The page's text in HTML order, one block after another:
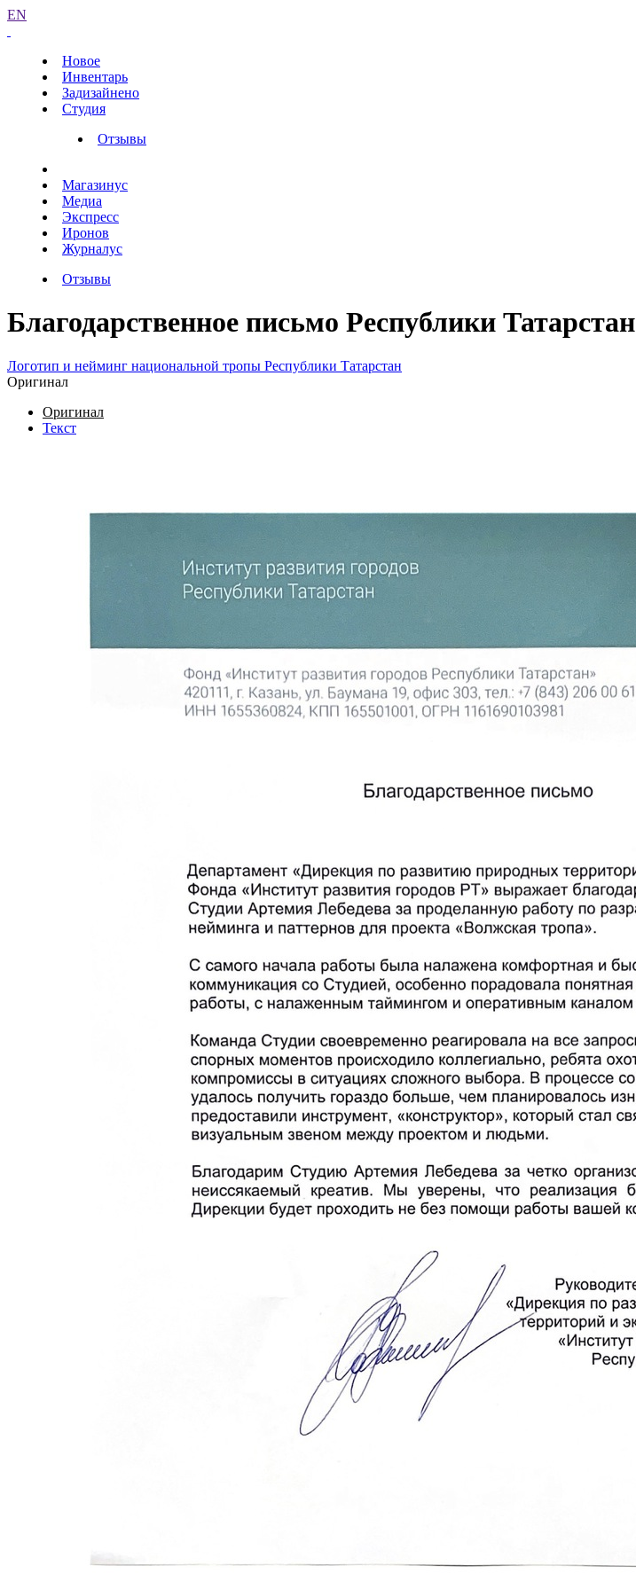
EN
Новое
Инвентарь
Задизайнено
Студия
Отзывы
Магазинус
Медиа
Экспресс
Иронов
Журналус
Отзывы
Благодарственное письмо Республики Татарстан
Логотип и нейминг национальной тропы Республики Татарстан
Оригинал
Оригинал
Текст